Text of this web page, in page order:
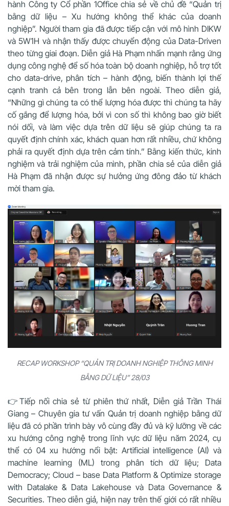
hành Công ty Cổ phần 1Office chia sẻ về chủ đề “Quản trị
bằng dữ liệu – Xu hướng không thể khác của doanh
nghiệp”. Người tham gia đã được tiếp cận với mô hình DIKW
và 5W1H và nhận thấy được chuyển động của Data-Driven
theo từng giai đoạn. Diễn giả Hà Phạm nhấn mạnh rằng ứng
dụng công nghệ để số hóa toàn bộ doanh nghiệp, hỗ trợ tốt
cho data-drive, phân tích – hành động, biến thành lợi thế
cạnh tranh cả bên trong lẫn bên ngoài. Theo diễn giả,
“Những gì chúng ta có thể lượng hóa được thì chúng ta hãy
cố gắng để lượng hóa, bởi vì con số thì không bao giờ biết
nói dối, và làm việc dựa trên dữ liệu sẽ giúp chúng ta ra
quyết định chính xác, khách quan hơn rất nhiều, chứ không
phải ra quyết định dựa trên cảm tính.” Bằng kiến thức, kinh
nghiệm và trải nghiệm của mình, phần chia sẻ của diễn giả
Hà Phạm đã nhận được sự hưởng ứng đông đảo từ khách
mời tham gia.
RECAP WORKSHOP “QUẢN TRỊ DOANH NGHIỆP THÔNG MINH
BẰNG DỮ LIỆU” 28/03
👉Tiếp nối chia sẻ từ phiên thứ nhất, Diễn giả Trần Thái
Giang – Chuyên gia tư vấn Quản trị doanh nghiệp bằng dữ
liệu đã có phần trình bày vô cùng đầy đủ và kỹ lưỡng về các
xu hướng công nghệ trong lĩnh vực dữ liệu năm 2024, cụ
thể có 04 xu hướng nổi bật: Artificial intelligence (AI) và
machine learning (ML) trong phân tích dữ liệu; Data
Democracy; Cloud – base Data Platform & Optimize storage
with Datalake & Data Lakehouse và Data Governance &
Securities. Theo diễn giả, hiện nay trên thế giới có rất nhiều